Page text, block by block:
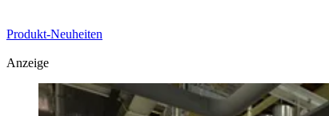
Produkt-Neuheiten
Anzeige